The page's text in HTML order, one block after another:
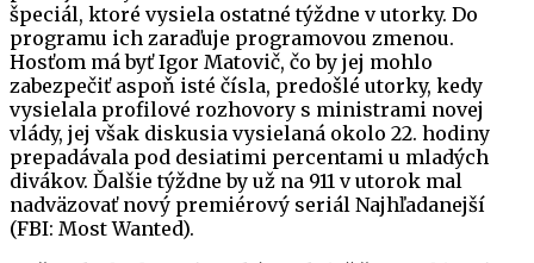
špeciál, ktoré vysiela ostatné týždne v utorky. Do
programu ich zaraďuje programovou zmenou.
Hosťom má byť Igor Matovič, čo by jej mohlo
zabezpečiť aspoň isté čísla, predošlé utorky, kedy
vysielala profilové rozhovory s ministrami novej
vlády, jej však diskusia vysielaná okolo 22. hodiny
prepadávala pod desiatimi percentami u mladých
divákov. Ďalšie týždne by už na 911 v utorok mal
nadväzovať nový premiérový seriál Najhľadanejší
(FBI: Most Wanted).